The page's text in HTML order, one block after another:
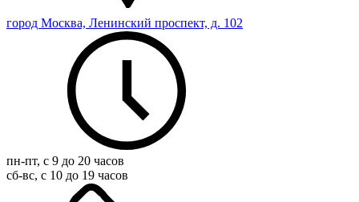
город Москва, Ленинский проспект, д. 102
пн-пт, с 9 до 20 часов
сб-вс, с 10 до 19 часов